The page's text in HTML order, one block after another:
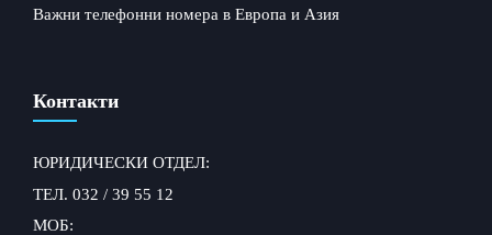
Важни телефонни номера в Европа и Азия
Контакти
ЮРИДИЧЕСКИ ОТДЕЛ:
ТЕЛ. 032 / 39 55 12
МОБ: